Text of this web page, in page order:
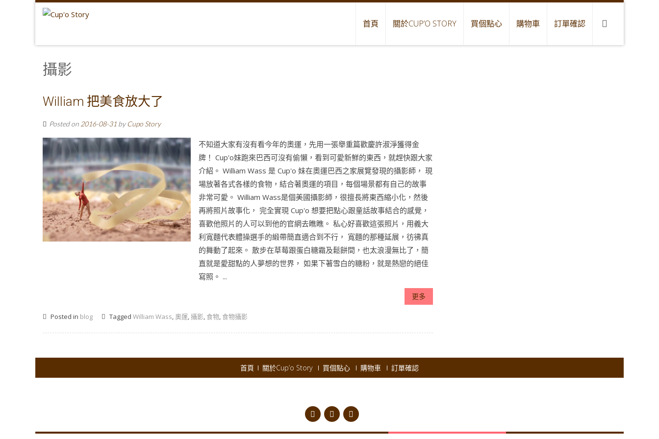
首頁 關於CUP’O STORY 買個點心 購物車 訂單確認
攝影
William 把美食放大了
Posted on 2016-08-31 by Cupo Story
不知道大家有沒有看今年的奧運，先用一張舉重篇歡慶許淑淨獲得金
牌！ Cup'o妹跑來巴西可沒有偷懶，看到可愛新鮮的東西，就趕快跟大家
介紹。 William Wass 是 Cup'o 妹在奧運巴西之家展覽發現的攝影師， 現
場放著各式各樣的食物，結合著奧運的項目，每個場景都有自己的故事
非常可愛。 William Wass是個美國攝影師，很擅長將東西縮小化，然後
再將照片故事化， 完全實現 Cup'o 想要把點心跟童話故事結合的感覺，
喜歡他照片的人可以到他的官網去瞧瞧。 私心好喜歡這張照片，用義大
利寬麵代表體操選手的緞帶簡直適合到不行， 寬麵的那種延展，彷彿真
的舞動了起來。 散步在草莓跟蛋白糖霜及鬆餅間，也太浪漫無比了，簡
直就是愛甜點的人夢想的世界， 如果下著雪白的糖粉，就是熱戀的絕佳
寫照。 ...
更多
Posted in blog Tagged William Wass,奧運,攝影, 食物, 食物攝影
首頁 關於Cup’o Story 買個點心 購物車 訂單確認